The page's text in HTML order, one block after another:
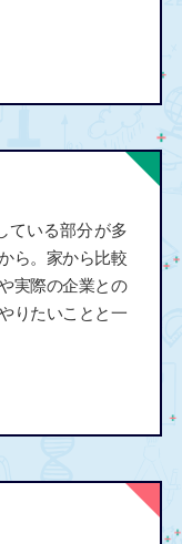
ている部分が多
ら。家から比較
実際の企業との
りたいことと一